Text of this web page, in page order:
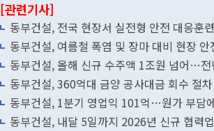
[관련기사]
동부건설, 전국 현장서 실전형 안전 대응훈
동부건설, 여름철 폭염 및 장마 대비 현장
동부건설, 올해 신규 수주액 1조원 넘어…
동부건설, 360억대 금양 공사대금 회수 절
동부건설, 1분기 영업익 101억…원가 부담
동부건설, 내달 5일까지 2026년 신규 협력